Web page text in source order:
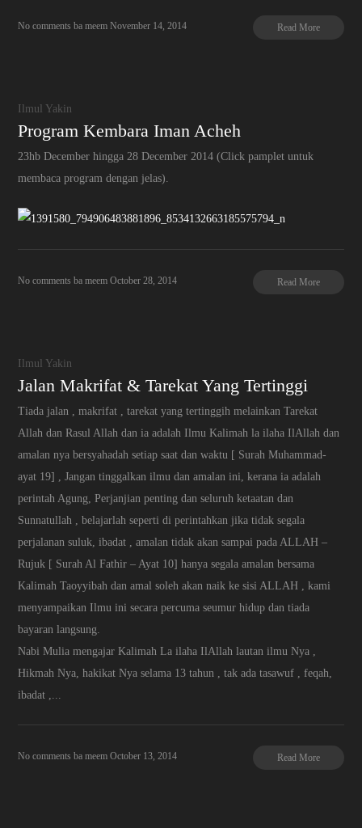
No comments ba meem November 14, 2014 Read More
Ilmul Yakin
Program Kembara Iman Acheh
23hb December hingga 28 December 2014 (Click pamplet untuk
membaca program dengan jelas).
No comments ba meem October 28, 2014 Read More
Ilmul Yakin
Jalan Makrifat & Tarekat Yang Tertinggi
Tiada jalan , makrifat , tarekat yang tertinggih melainkan Tarekat
Allah dan Rasul Allah dan ia adalah Ilmu Kalimah la ilaha IlAllah dan
amalan nya bersyahadah setiap saat dan waktu [ Surah Muhammad-
ayat 19] , Jangan tinggalkan ilmu dan amalan ini, kerana ia adalah
perintah Agung, Perjanjian penting dan seluruh ketaatan dan
Sunnatullah , belajarlah seperti di perintahkan jika tidak segala
perjalanan suluk, ibadat , amalan tidak akan sampai pada ALLAH –
Rujuk [ Surah Al Fathir – Ayat 10] hanya segala amalan bersama
Kalimah Taoyyibah dan amal soleh akan naik ke sisi ALLAH , kami
menyampaikan Ilmu ini secara percuma seumur hidup dan tiada
bayaran langsung.
Nabi Mulia mengajar Kalimah La ilaha IlAllah lautan ilmu Nya ,
Hikmah Nya, hakikat Nya selama 13 tahun , tak ada tasawuf , feqah,
ibadat ,...
No comments ba meem October 13, 2014 Read More